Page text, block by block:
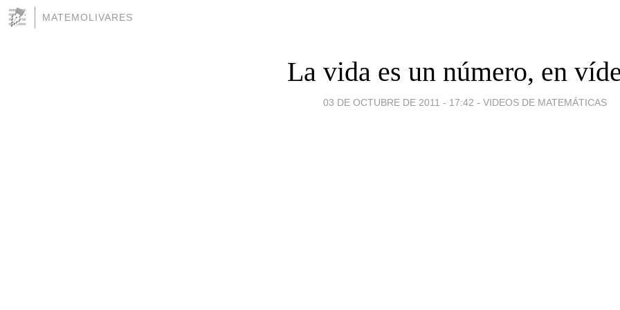
MATEMOLIVARES
La vida es un número, en
03 DE OCTUBRE DE 2011 - 17:42 - VIDEOS DE MATEMÁTICAS